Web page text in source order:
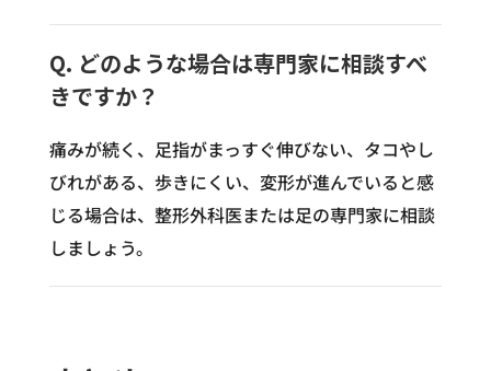
Q. どのような場合は専門家に相談すべ
きですか？
痛みが続く、足指がまっすぐ伸びない、タコやし
びれがある、歩きにくい、変形が進んでいると感
じる場合は、整形外科医または足の専門家に相談
しましょう。